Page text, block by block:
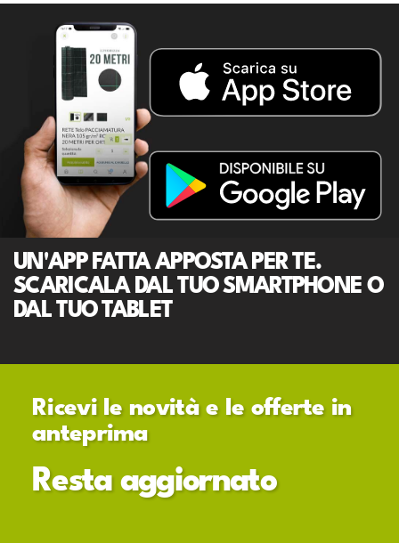
UN'APP FATTA APPOSTA PER TE.
SCARICALA DAL TUO SMARTPHONE O
DAL TUO TABLET
Ricevi le novità e le offerte in
anteprima
Resta aggiornato